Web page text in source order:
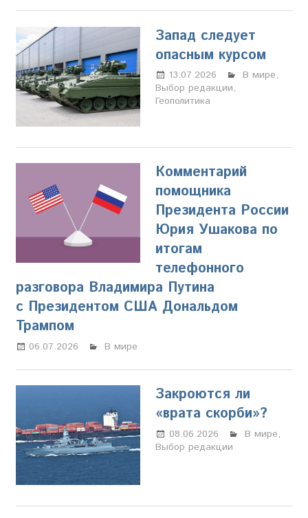
Запад следует
опасным курсом
13.07.2026
Настя
Свиридова
В мире,
Выбор редакции,
Геополитика
Комментарий
помощника
Президента России
Юрия Ушакова по
итогам
телефонного
разговора Владимира Путина
с Президентом США Дональдом
Трампом
06.07.2026 Настя Свиридова
В мире
Закроются ли
«врата скорби»?
08.06.2026
Марина
Щербакова
В мире,
Выбор редакции